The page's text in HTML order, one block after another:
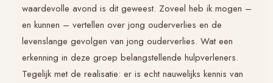
waardevolle avond is dit geweest. Zoveel heb ik mogen –
en kunnen – vertellen over jong ouderverlies en de
levenslange gevolgen van jong ouderverlies. Wat een
erkenning in deze groep belangstellende hulpverleners.
Tegelijk met de realisatie: er is echt nauwelijks kennis van